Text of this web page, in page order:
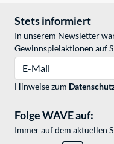
Stets informiert
In unserem Newsletter
Gewinnspielaktionen auf
Hinweise zum
Folge WAVE auf:
Immer auf dem aktuellen